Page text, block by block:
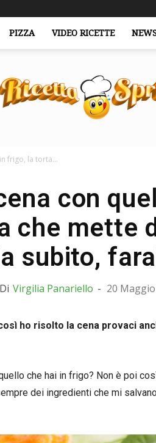
PIZZA VIDEO RICETTE
frigo, la torta...
con
che mette
subito,
Di Virgilia Panariello - 20
ho risolto la cena provaci
che hai in frigo? Non è poi
dei ingredienti che mi